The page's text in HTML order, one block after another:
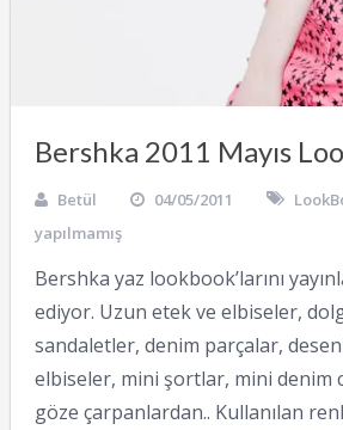
Bershka 2011 Mayıs
Betül 04/05/2011
yapılmamış
Bershka yaz lookbook’larını
ediyor. Uzun etek ve elbiseler,
sandaletler, denim parçalar,
elbiseler, mini şortlar, mini denim
göze çarpanlardan.. Kullanılan